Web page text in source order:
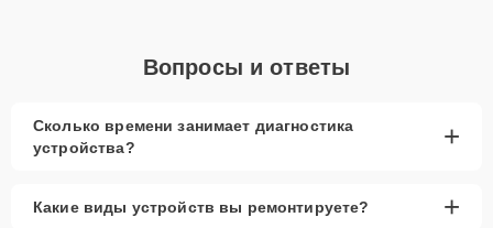
Вопросы и ответы
Сколько времени занимает диагностика
устройства?
+
Какие виды устройств вы ремонтируете? +